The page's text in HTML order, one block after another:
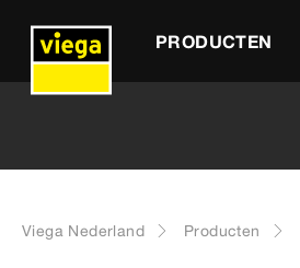
PRODUCTEN
Viega Nederland Producten